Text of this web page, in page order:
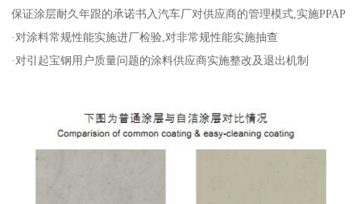
保证涂层耐久年跟的承诺书入汽车厂对供应商的管理模式,实施PPAP
·对涂料常规性能实施进厂检验,对非常规性能实施抽查
·对引起宝钢用户质量问题的涂料供应商实施整改及退出机制